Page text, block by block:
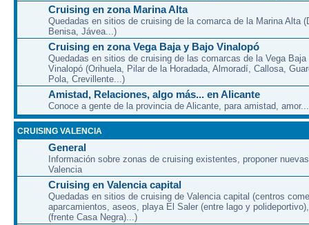
Cruising en zona Marina Alta
Quedadas en sitios de cruising de la comarca de la Marina Alta
Benisa, Jávea...)
Cruising en zona Vega Baja y Bajo Vinalopó
Quedadas en sitios de cruising de las comarcas de la Vega Baja
Vinalopó (Orihuela, Pilar de la Horadada, Almoradí, Callosa,
Pola, Crevillente...)
Amistad, Relaciones, algo más... en Alicante
Conoce a gente de la provincia de Alicante, para amistad,
CRUISING VALENCIA
General
Información sobre zonas de cruising existentes, proponer
Valencia
Cruising en Valencia capital
Quedadas en sitios de cruising de Valencia capital (centros
aparcamientos, aseos, playa El Saler (entre lago y
(frente Casa Negra)...)